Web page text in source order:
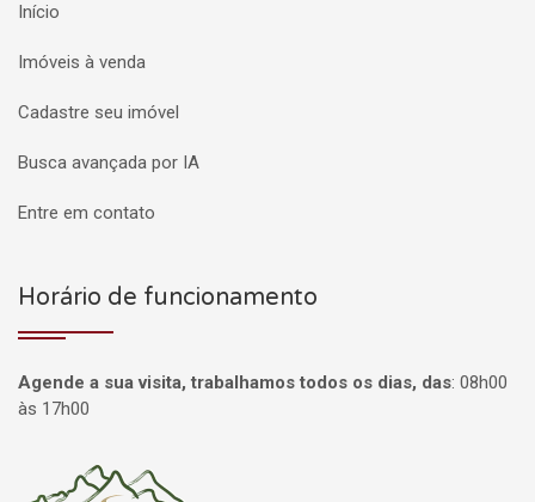
Início
Imóveis à venda
Cadastre seu imóvel
Busca avançada por IA
Entre em contato
Horário de funcionamento
Agende a sua visita, trabalhamos todos os dias, das: 08h00
às 17h00
Página inicial